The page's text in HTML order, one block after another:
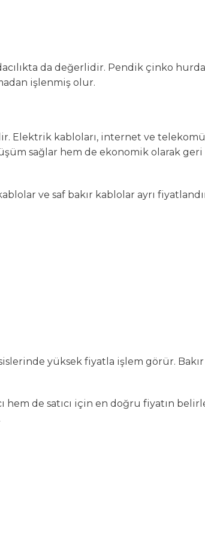
da değerlidir. Pendik çinko hurda
işlenmiş olur.
Elektrik kabloları, internet ve
sağlar hem de ekonomik olarak geri
ve saf bakır kablolar ayrı
yüksek fiyatla işlem görür.
hem de satıcı için en doğru fiyatın